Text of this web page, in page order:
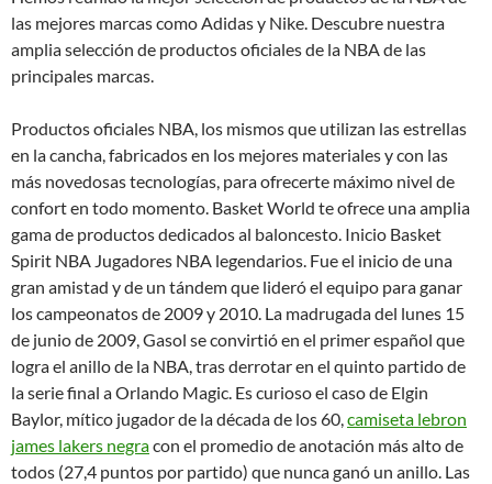
las mejores marcas como Adidas y Nike. Descubre nuestra
amplia selección de productos oficiales de la NBA de las
principales marcas.
Productos oficiales NBA, los mismos que utilizan las estrellas
en la cancha, fabricados en los mejores materiales y con las
más novedosas tecnologías, para ofrecerte máximo nivel de
confort en todo momento. Basket World te ofrece una amplia
gama de productos dedicados al baloncesto. Inicio Basket
Spirit NBA Jugadores NBA legendarios. Fue el inicio de una
gran amistad y de un tándem que lideró el equipo para ganar
los campeonatos de 2009 y 2010. La madrugada del lunes 15
de junio de 2009, Gasol se convirtió en el primer español que
logra el anillo de la NBA, tras derrotar en el quinto partido de
la serie final a Orlando Magic. Es curioso el caso de Elgin
Baylor, mítico jugador de la década de los 60,camiseta lebron
james lakers negracon el promedio de anotación más alto de
todos (27,4 puntos por partido) que nunca ganó un anillo. Las